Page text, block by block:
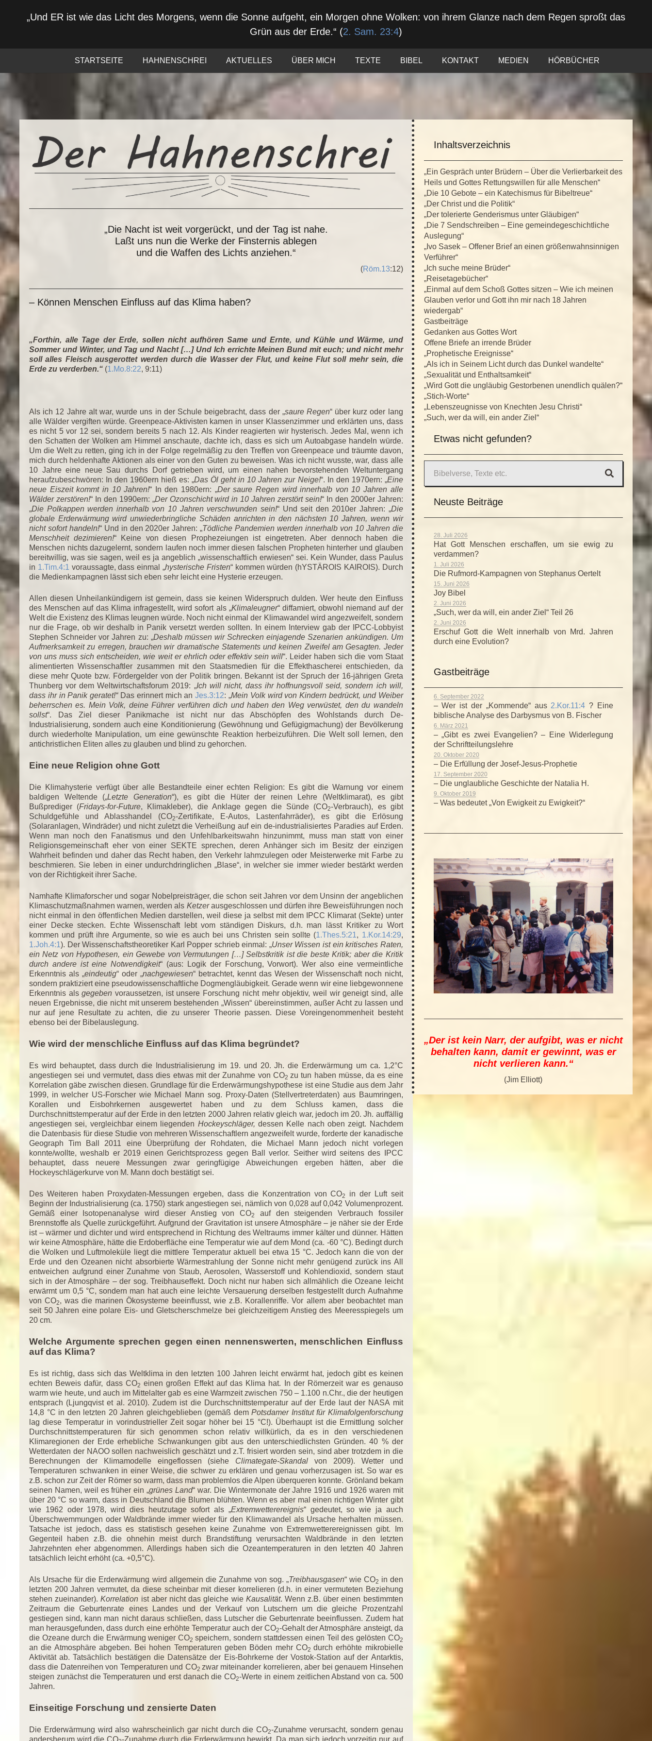
„Und ER ist wie das Licht des Morgens, wenn die Sonne aufgeht, ein Morgen ohne Wolken: von ihrem Glanze nach dem Regen sproßt das
Grün aus der Erde.“ (2. Sam. 23:4)
STARTSEITE HAHNENSCHREI AKTUELLES ÜBER MICH TEXTE BIBEL KONTAKT MEDIEN HÖRBÜCHER
„Die Nacht ist weit vorgerückt, und der Tag ist nahe.
Laßt uns nun die Werke der Finsternis ablegen
und die Waffen des Lichts anziehen.“
(Röm.13:12)
– Können Menschen Einfluss auf das Klima haben?
„Forthin, alle Tage der Erde, sollen nicht aufhören Same und Ernte, und Kühle und Wärme, und
Sommer und Winter, und Tag und Nacht […] Und Ich errichte Meinen Bund mit euch; und nicht mehr
soll alles Fleisch ausgerottet werden durch die Wasser der Flut, und keine Flut soll mehr sein, die
Erde zu verderben.“ (1.Mo.8:22, 9:11)
Als ich 12 Jahre alt war, wurde uns in der Schule beigebracht, dass der „saure Regen“ über kurz oder lang
alle Wälder vergiften würde. Greenpeace-Aktivisten kamen in unser Klassenzimmer und erklärten uns, dass
es nicht 5 vor 12 sei, sondern bereits 5 nach 12. Als Kinder reagierten wir hysterisch. Jedes Mal, wenn ich
den Schatten der Wolken am Himmel anschaute, dachte ich, dass es sich um Autoabgase handeln würde.
Um die Welt zu retten, ging ich in der Folge regelmäßig zu den Treffen von Greenpeace und träumte davon,
mich durch heldenhafte Aktionen als einer von den Guten zu beweisen. Was ich nicht wusste, war, dass alle
10 Jahre eine neue Sau durchs Dorf getrieben wird, um einen nahen bevorstehenden Weltuntergang
heraufzubeschwören: In den 1960ern hieß es: „Das Öl geht in 10 Jahren zur Neige!“. In den 1970ern: „Eine
neue Eiszeit kommt in 10 Jahren!“ In den 1980ern: „Der saure Regen wird innerhalb von 10 Jahren alle
Wälder zerstören!“ In den 1990ern: „Der Ozonschicht wird in 10 Jahren zerstört sein!“ In den 2000er Jahren:
„Die Polkappen werden innerhalb von 10 Jahren verschwunden sein!“ Und seit den 2010er Jahren: „Die
globale Erderwärmung wird unwiederbringliche Schäden anrichten in den nächsten 10 Jahren, wenn wir
nicht sofort handeln!“ Und in den 2020er Jahren: „Tödliche Pandemien werden innerhalb von 10 Jahren die
Menschheit dezimieren!“ Keine von diesen Prophezeiungen ist eingetreten. Aber dennoch haben die
Menschen nichts dazugelernt, sondern laufen noch immer diesen falschen Propheten hinterher und glauben
bereitwillig, was sie sagen, weil es ja angeblich „wissenschaftlich erwiesen“ sei. Kein Wunder, dass Paulus
in 1.Tim.4:1 voraussagte, dass einmal „hysterische Fristen“ kommen würden (hYSTÄROIS KAIROIS). Durch
die Medienkampagnen lässt sich eben sehr leicht eine Hysterie erzeugen.
Allen diesen Unheilankündigern ist gemein, dass sie keinen Widerspruch dulden. Wer heute den Einfluss
des Menschen auf das Klima infragestellt, wird sofort als „Klimaleugner“ diffamiert, obwohl niemand auf der
Welt die Existenz des Klimas leugnen würde. Noch nicht einmal der Klimawandel wird angezweifelt, sondern
nur die Frage, ob wir deshalb in Panik versetzt werden sollten. In einem Interview gab der IPCC-Lobbyist
Stephen Schneider vor Jahren zu: „Deshalb müssen wir Schrecken einjagende Szenarien ankündigen. Um
Aufmerksamkeit zu erregen, brauchen wir dramatische Statements und keinen Zweifel am Gesagten. Jeder
von uns muss sich entscheiden, wie weit er ehrlich oder effektiv sein will“. Leider haben sich die vom Staat
alimentierten Wissenschaftler zusammen mit den Staatsmedien für die Effekthascherei entschieden, da
diese mehr Quote bzw. Fördergelder von der Politik bringen. Bekannt ist der Spruch der 16-jährigen Greta
Thunberg vor dem Weltwirtschaftsforum 2019: „Ich will nicht, dass ihr hoffnungsvoll seid, sondern ich will,
dass ihr in Panik geratet!“Das erinnert mich anJes.3:12: „Mein Volk wird von Kindern bedrückt, und Weiber
beherrschen es. Mein Volk, deine Führer verführen dich und haben den Weg verwüstet, den du wandeln
sollst“. Das Ziel dieser Panikmache ist nicht nur das Abschöpfen des Wohlstands durch De-
Industrialisierung, sondern auch eine Konditionierung (Gewöhnung und Gefügigmachung) der Bevölkerung
durch wiederholte Manipulation, um eine gewünschte Reaktion herbeizuführen. Die Welt soll lernen, den
antichristlichen Eliten alles zu glauben und blind zu gehorchen.
Eine neue Religion ohne Gott
Die Klimahysterie verfügt über alle Bestandteile einer echten Religion: Es gibt die Warnung vor einem
baldigen Weltende („Letzte Generation“), es gibt die Hüter der reinen Lehre (Weltklimarat), es gibt
Bußprediger (Fridays-for-Future, Klimakleber), die Anklage gegen die Sünde (CO2-Verbrauch), es gibt
Schuldgefühle und Ablasshandel (CO2-Zertifikate, E-Autos, Lastenfahrräder), es gibt die Erlösung
(Solaranlagen, Windräder) und nicht zuletzt die Verheißung auf ein de-industrialisiertes Paradies auf Erden.
Wenn man noch den Fanatismus und den Unfehlbarkeitswahn hinzunimmt, muss man statt von einer
Religionsgemeinschaft eher von einer SEKTE sprechen, deren Anhänger sich im Besitz der einzigen
Wahrheit befinden und daher das Recht haben, den Verkehr lahmzulegen oder Meisterwerke mit Farbe zu
beschmieren. Sie leben in einer undurchdringlichen „Blase“, in welcher sie immer wieder bestärkt werden
von der Richtigkeit ihrer Sache.
Namhafte Klimaforscher und sogar Nobelpreisträger, die schon seit Jahren vor dem Unsinn der angeblichen
Klimaschutzmaßnahmen warnen, werden als Ketzerausgeschlossen und dürfen ihre Beweisführungen noch
nicht einmal in den öffentlichen Medien darstellen, weil diese ja selbst mit dem IPCC Klimarat (Sekte) unter
einer Decke stecken. Echte Wissenschaft lebt vom ständigen Diskurs, d.h. man lässt Kritiker zu Wort
kommen und prüft ihre Argumente, so wie es auch bei uns Christen sein sollte (1.Thes.5:21, 1.Kor.14:29,
1.Joh.4:1). Der Wissenschaftstheoretiker Karl Popper schrieb einmal: „Unser Wissen ist ein kritisches Raten,
ein Netz von Hypothesen, ein Gewebe von Vermutungen […] Selbstkritik ist die beste Kritik; aber die Kritik
durch andere ist eine Notwendigkeit“ (aus: Logik der Forschung, Vorwort). Wer also eine vermeintliche
Erkenntnis als „eindeutig“ oder „nachgewiesen“ betrachtet, kennt das Wesen der Wissenschaft noch nicht,
sondern praktiziert eine pseudowissenschaftliche Dogmengläubigkeit. Gerade wenn wir eine liebgewonnene
Erkenntnis alsgegeben voraussetzen, ist unsere Forschung nicht mehr objektiv, weil wir geneigt sind, alle
neuen Ergebnisse, die nicht mit unserem bestehenden „Wissen“ übereinstimmen, außer Acht zu lassen und
nur auf jene Resultate zu achten, die zu unserer Theorie passen. Diese Voreingenommenheit besteht
ebenso bei der Bibelauslegung.
Wie wird der menschliche Einfluss auf das Klima begründet?
Es wird behauptet, dass durch die Industrialisierung im 19. und 20. Jh. die Erderwärmung um ca. 1,2°C
angestiegen sei und vermutet, dass dies etwas mit der Zunahme von CO2zu tun haben müsse, da es eine
Korrelation gäbe zwischen diesen. Grundlage für die Erderwärmungshypothese ist eine Studie aus dem Jahr
1999, in welcher US-Forscher wie Michael Mann sog. Proxy-Daten (Stellvertreterdaten) aus Baumringen,
Korallen und Eisbohrkernen ausgewertet haben und zu dem Schluss kamen, dass die
Durchschnittstemperatur auf der Erde in den letzten 2000 Jahren relativ gleich war, jedoch im 20. Jh. auffällig
angestiegen sei, vergleichbar einem liegenden Hockeyschläger, dessen Kelle nach oben zeigt. Nachdem
die Datenbasis für diese Studie von mehreren Wissenschaftlern angezweifelt wurde, forderte der kanadische
Geograph Tim Ball 2011 eine Überprüfung der Rohdaten, die Michael Mann jedoch nicht vorlegen
konnte/wollte, weshalb er 2019 einen Gerichtsprozess gegen Ball verlor. Seither wird seitens des IPCC
behauptet, dass neuere Messungen zwar geringfügige Abweichungen ergeben hätten, aber die
Hockeyschlägerkurve von M. Mann doch bestätigt sei.
Des Weiteren haben Proxydaten-Messungen ergeben, dass die Konzentration von CO2
in der Luft seit
Beginn der Industrialisierung (ca. 1750) stark angestiegen sei, nämlich von 0,028 auf 0,042 Volumenprozent.
Gemäß einer Isotopenanalyse wird dieser Anstieg von CO2
auf den steigenden Verbrauch fossiler
Brennstoffe als Quelle zurückgeführt. Aufgrund der Gravitation ist unsere Atmosphäre – je näher sie der Erde
ist – wärmer und dichter und wird entsprechend in Richtung des Weltraums immer kälter und dünner. Hätten
wir keine Atmosphäre, hätte die Erdoberfläche eine Temperatur wie auf dem Mond (ca. -60 °C). Bedingt durch
die Wolken und Luftmoleküle liegt die mittlere Temperatur aktuell bei etwa 15 °C. Jedoch kann die von der
Erde und den Ozeanen nicht absorbierte Wärmestrahlung der Sonne nicht mehr genügend zurück ins All
entweichen aufgrund einer Zunahme von Staub, Aerosolen, Wasserstoff und Kohlendioxid, sondern staut
sich in der Atmosphäre – der sog. Treibhauseffekt. Doch nicht nur haben sich allmählich die Ozeane leicht
erwärmt um 0,5 °C, sondern man hat auch eine leichte Versauerung derselben festgestellt durch Aufnahme
von CO2, was die marinen Ökosysteme beeinflusst, wie z.B. Korallenriffe. Vor allem aber beobachtet man
seit 50 Jahren eine polare Eis- und Gletscherschmelze bei gleichzeitigem Anstieg des Meeresspiegels um
20 cm.
Welche Argumente sprechen gegen einen nennenswerten, menschlichen Einfluss
auf das Klima?
Es ist richtig, dass sich das Weltklima in den letzten 100 Jahren leicht erwärmt hat, jedoch gibt es keinen
echten Beweis dafür, dass CO2 einen großen Effekt auf das Klima hat. In der Römerzeit war es genauso
warm wie heute, und auch im Mittelalter gab es eine Warmzeit zwischen 750 – 1.100 n.Chr., die der heutigen
entsprach (Ljungqvist et al. 2010). Zudem ist die Durchschnittstemperatur auf der Erde laut der NASA mit
14,8 °C in den letzten 20 Jahren gleichgeblieben (gemäß demPotsdamer Institut für Klimafolgenforschung
lag diese Temperatur in vorindustrieller Zeit sogar höher bei 15 °C!). Überhaupt ist die Ermittlung solcher
Durchschnittstemperaturen für sich genommen schon relativ willkürlich, da es in den verschiedenen
Klimaregionen der Erde erhebliche Schwankungen gibt aus den unterschiedlichsten Gründen. 40 % der
Wetterdaten der NAOO sollen nachweislich geschätzt und z.T. frisiert worden sein, sind aber trotzdem in die
Berechnungen der Klimamodelle eingeflossen (siehe Climategate-Skandal von 2009). Wetter und
Temperaturen schwanken in einer Weise, die schwer zu erklären und genau vorherzusagen ist. So war es
z.B. schon zur Zeit der Römer so warm, dass man problemlos die Alpen überqueren konnte. Grönland bekam
seinen Namen, weil es früher ein „grünes Land“ war. Die Wintermonate der Jahre 1916 und 1926 waren mit
über 20 °C so warm, dass in Deutschland die Blumen blühten. Wenn es aber mal einen richtigen Winter gibt
wie 1962 oder 1978, wird dies heutzutage sofort als „Extremwetterereignis“ gedeutet, so wie ja auch
Überschwemmungen oder Waldbrände immer wieder für den Klimawandel als Ursache herhalten müssen.
Tatsache ist jedoch, dass es statistisch gesehen keine Zunahme von Extremwetterereignissen gibt. Im
Gegenteil haben z.B. die ohnehin meist durch Brandstiftung verursachten Waldbrände in den letzten
Jahrzehnten eher abgenommen. Allerdings haben sich die Ozeantemperaturen in den letzten 40 Jahren
tatsächlich leicht erhöht (ca. +0,5°C).
Als Ursache für die Erderwärmung wird allgemein die Zunahme von sog. „Treibhausgasen“ wie CO2 in den
letzten 200 Jahren vermutet, da diese scheinbar mit dieser korrelieren (d.h. in einer vermuteten Beziehung
stehen zueinander).Korrelation ist aber nicht das gleiche wie Kausalität. Wenn z.B. über einen bestimmten
Zeitraum die Geburtenrate eines Landes und der Verkauf von Lutschern um die gleiche Prozentzahl
gestiegen sind, kann man nicht daraus schließen, dass Lutscher die Geburtenrate beeinflussen. Zudem hat
man herausgefunden, dass durch eine erhöhte Temperatur auch der CO2-Gehalt der Atmosphäre ansteigt, da
die Ozeane durch die Erwärmung weniger CO2 speichern, sondern stattdessen einen Teil des gelösten CO2
an die Atmosphäre abgeben. Bei hohen Temperaturen geben Böden mehr CO2durch erhöhte mikrobielle
Aktivität ab. Tatsächlich bestätigen die Datensätze der Eis-Bohrkerne der Vostok-Station auf der Antarktis,
dass die Datenreihen von Temperaturen und CO2zwar miteinander korrelieren, aber bei genauem Hinsehen
steigen zunächst die Temperaturen und erst danach die CO2-Werte in einem zeitlichen Abstand von ca. 500
Jahren.
Einseitige Forschung und zensierte Daten
Die Erderwärmung wird also wahrscheinlich gar nicht durch die CO2-Zunahme verursacht, sondern genau
Inhaltsverzeichnis
„Ein Gespräch unter Brüdern – Über die Verlierbarkeit des
Heils und Gottes Rettungswillen für alle Menschen“
„Die 10 Gebote – ein Katechismus für Bibeltreue“
„Der Christ und die Politik“
„Der tolerierte Genderismus unter Gläubigen“
„Die 7 Sendschreiben – Eine gemeindegeschichtliche
Auslegung“
„Ivo Sasek – Offener Brief an einen größenwahnsinnigen
Verführer“
„Ich suche meine Brüder“
„Reisetagebücher“
„Einmal auf dem Schoß Gottes sitzen – Wie ich meinen
Glauben verlor und Gott ihn mir nach 18 Jahren
wiedergab“
Gastbeiträge
Gedanken aus Gottes Wort
Offene Briefe an irrende Brüder
„Prophetische Ereignisse“
„Als ich in Seinem Licht durch das Dunkel wandelte“
„Sexualität und Enthaltsamkeit“
„Wird Gott die ungläubig Gestorbenen unendlich quälen?“
„Stich-Worte“
„Lebenszeugnisse von Knechten Jesu Christi“
„Such, wer da will, ein ander Ziel“
Etwas nicht gefunden?
Neuste Beiträge
28. Juli 2026
Hat Gott Menschen erschaffen, um sie ewig zu
verdammen?
1. Juli 2026
Die Rufmord-Kampagnen von Stephanus Oertelt
15. Juni 2026
Joy Bibel
2. Juni 2026
„Such, wer da will, ein ander Ziel“ Teil 26
2. Juni 2026
Erschuf Gott die Welt innerhalb von Mrd. Jahren
durch eine Evolution?
Gastbeiträge
6. September 2022
– Wer ist der „Kommende“ aus 2.Kor.11:4 ? Eine
biblische Analyse des Darbysmus von B. Fischer
6. März 2021
– „Gibt es zwei Evangelien? – Eine Widerlegung
der Schriftteilungslehre
20. Oktober 2020
– Die Erfüllung der Josef-Jesus-Prophetie
17. September 2020
– Die unglaubliche Geschichte der Natalia H.
9. Oktober 2019
– Was bedeutet „Von Ewigkeit zu Ewigkeit?“
„Der ist kein Narr, der aufgibt, was er nicht
behalten kann, damit er gewinnt, was er
nicht verlieren kann.“
(Jim Elliott)